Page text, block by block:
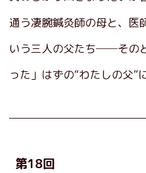
通う凄腕鍼灸師の母と、医
いう三人の父たち──その
った」はずの“わたしの父”
第18回